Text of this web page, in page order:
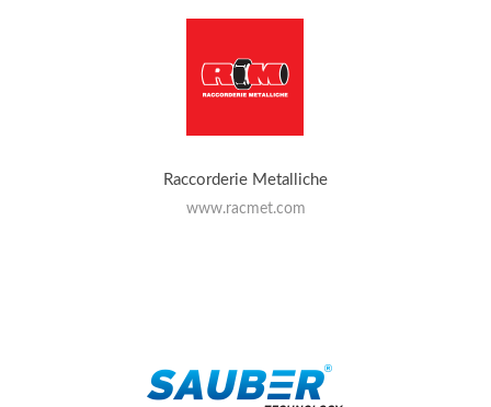
Raccorderie Metalliche
www.racmet.com